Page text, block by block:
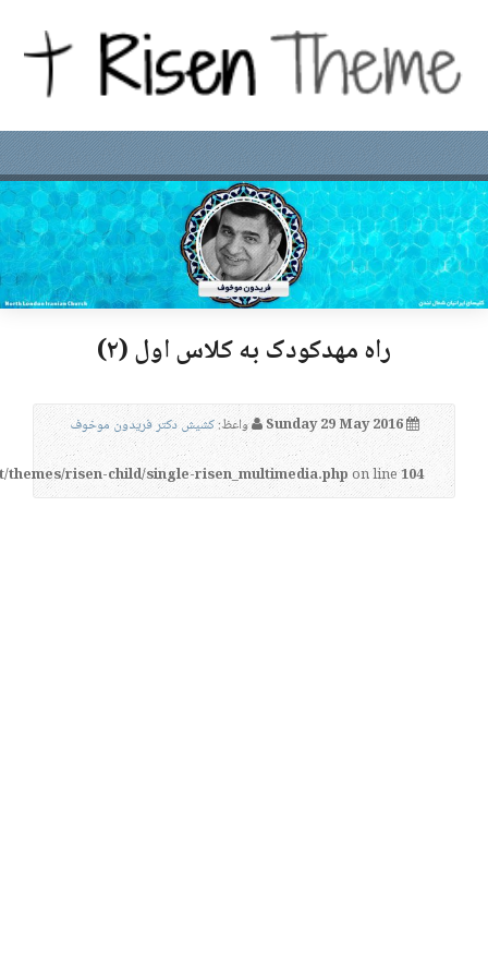
راه مهدکودک به کلاس اول (۲)
Sunday 29 May 2016 واعظ:کشیش دکتر فریدون موخوف
risen-child/single-risen_multimedia.phpon line104